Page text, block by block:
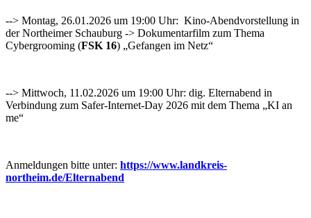
--> Montag, 26.01.2026 um 19:00 Uhr: Kino-Abendvorstellung in
der Northeimer Schauburg -> Dokumentarfilm zum Thema
Cybergrooming (FSK 16) „Gefangen im Netz“
--> Mittwoch, 11.02.2026 um 19:00 Uhr: dig. Elternabend in
Verbindung zum Safer-Internet-Day 2026 mit dem Thema „KI an
me“
Anmeldungen bitte unter: https://www.landkreis-
northeim.de/Elternabend